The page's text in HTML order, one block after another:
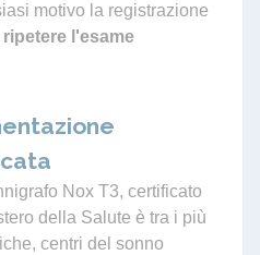
motivo la registrazione
l'esame
Nox T3, certificato
della Salute è tra i più
centri del sonno